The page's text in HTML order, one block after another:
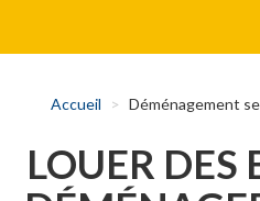
Accueil Déménagement
LOUER DES